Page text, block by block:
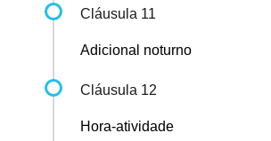
Cláusula 11
Adicional noturno
Cláusula 12
Hora-atividade